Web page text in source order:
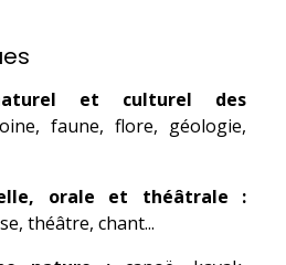
et culturel des
faune, flore, géologie,
orale et théâtrale :
théâtre, chant...